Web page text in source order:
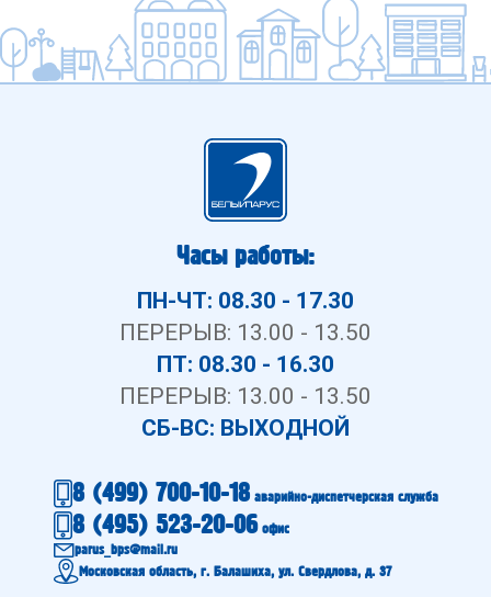
Часы работы:
ПН-ЧТ: 08.30 - 17.30
ПЕРЕРЫВ: 13.00 - 13.50
ПТ: 08.30 - 16.30
ПЕРЕРЫВ: 13.00 - 13.50
СБ-ВС: ВЫХОДНОЙ
8 (499) 700-10-18аварийно-диспетчерская служба
8 (495) 523-20-06офис
parus_bps@mail.ru
Московская область, г. Балашиха, ул. Свердлова, д. 37